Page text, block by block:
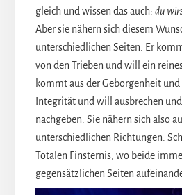
gleich und wissen das auch: du
Aber sie nähern sich diesem
unterschiedlichen Seiten. Er
von den Trieben und will ein
kommt aus der Geborgenheit
Integrität und will ausbrechen
nachgeben. Sie nähern sich also
unterschiedlichen Richtungen.
Totalen Finsternis, wo beide
gegensätzlichen Seiten